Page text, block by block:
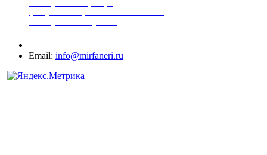
Email: info@mirfaneri.ru